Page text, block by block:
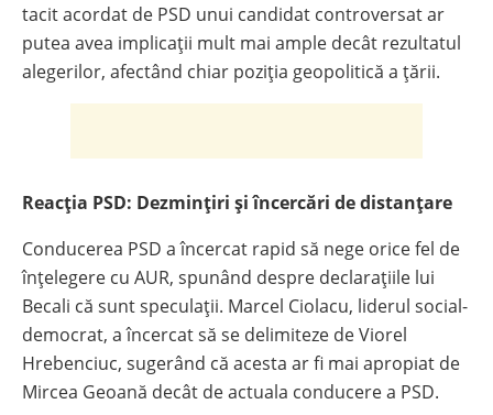
tacit acordat de PSD unui candidat controversat ar
putea avea implicații mult mai ample decât rezultatul
alegerilor, afectând chiar poziția geopolitică a țării.
Reacția PSD: Dezmințiri și încercări de distanțare
Conducerea PSD a încercat rapid să nege orice fel de
înțelegere cu AUR, spunând despre declarațiile lui
Becali că sunt speculații. Marcel Ciolacu, liderul social-
democrat, a încercat să se delimiteze de Viorel
Hrebenciuc, sugerând că acesta ar fi mai apropiat de
Mircea Geoană decât de actuala conducere a PSD.